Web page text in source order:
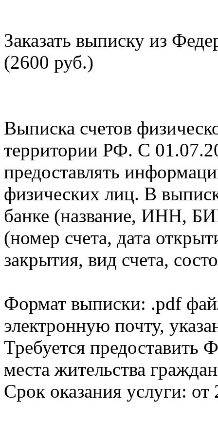
Заказать выписку из
(2600 руб.)
Выписка счетов
территории РФ. С
предоставлять
физических лиц. В
банке (название, ИНН,
(номер счета, дата
закрытия, вид счета,
Формат выписки: .pdf
электронную почту,
Требуется
места жительства
Срок оказания услуги: от